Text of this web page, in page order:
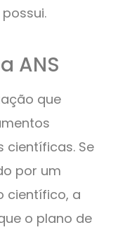
ANS
que
científicas. Se
por um
científico, a
o plano de